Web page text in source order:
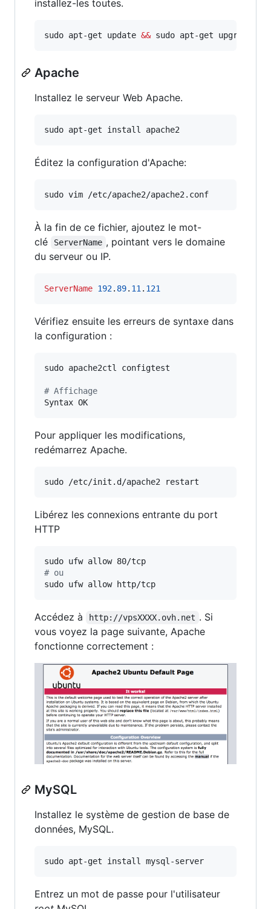
installez-les toutes.
sudo apt-get update && sudo apt-get upgrade
Apache
Installez le serveur Web Apache.
sudo apt-get install apache2
Éditez la configuration d'Apache:
sudo vim /etc/apache2/apache2.conf
À la fin de ce fichier, ajoutez le mot-
clé
ServerName , pointant vers le domaine
du serveur ou IP.
ServerName 192. 89. 11 . 121
Vérifiez ensuite les erreurs de syntaxe dans
la configuration :
sudo apache2ctl configtest
# Affichage
Syntax OK
Pour appliquer les modifications,
redémarrez Apache.
sudo /etc/init.d/apache2 restart
Libérez les connexions entrante du port
HTTP
# ou
sudo ufw allow http/tcp
Accédez à http://vpsXXXX.ovh.net . Si
vous voyez la page suivante, Apache
fonctionne correctement :
MySQL
Installez le système de gestion de base de
données, MySQL.
sudo apt-get install mysql-server
Entrez un mot de passe pour l'utilisateur